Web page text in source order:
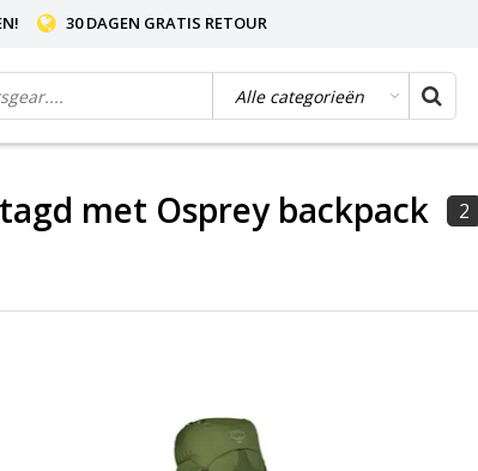
30 DAGEN GRATIS RETOUR
met Osprey backpack 2